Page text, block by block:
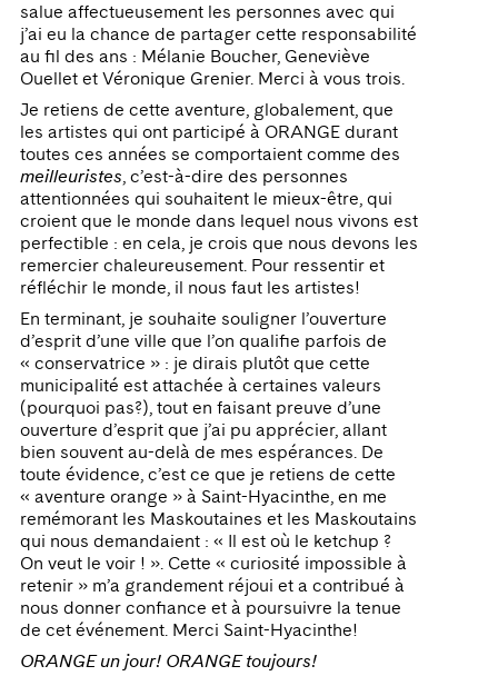
salue affectueusement les personnes avec qui
j’ai eu la chance de partager cette responsabilité
au fil des ans : Mélanie Boucher, Geneviève
Ouellet et Véronique Grenier. Merci à vous trois.
Je retiens de cette aventure, globalement, que
les artistes qui ont participé à ORANGE durant
toutes ces années se comportaient comme des
meilleuristes , c’est-à-dire des personnes
attentionnées qui souhaitent le mieux-être, qui
croient que le monde dans lequel nous vivons est
perfectible : en cela, je crois que nous devons les
remercier chaleureusement. Pour ressentir et
réfléchir le monde, il nous faut les artistes!
En terminant, je souhaite souligner l’ouverture
d’esprit d’une ville que l’on qualifie parfois de
« conservatrice » : je dirais plutôt que cette
municipalité est attachée à certaines valeurs
(pourquoi pas?), tout en faisant preuve d’une
ouverture d’esprit que j’ai pu apprécier, allant
bien souvent au-delà de mes espérances. De
toute évidence, c’est ce que je retiens de cette
« aventure orange » à Saint-Hyacinthe, en me
remémorant les Maskoutaines et les Maskoutains
qui nous demandaient : « Il est où le ketchup ?
On veut le voir ! ». Cette « curiosité impossible à
retenir » m’a grandement réjoui et a contribué à
nous donner confiance et à poursuivre la tenue
de cet événement. Merci Saint-Hyacinthe!
ORANGE un jour! ORANGE toujours!